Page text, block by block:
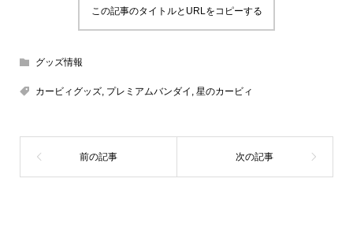
この記事のタイトルとURLをコピーする
グッズ情報
カービィグッズ, プレミアムバンダイ , 星のカービィ